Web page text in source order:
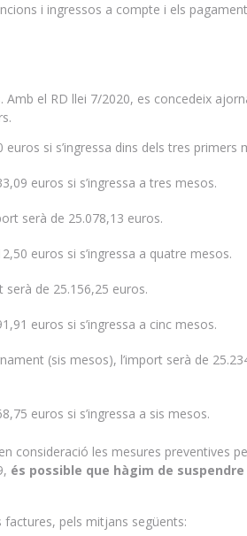
i ingressos a compte i els
el RD llei 7/2020, es concedeix
si s’ingressa dins dels tres primers
euros si s’ingressa a tres mesos.
serà de 25.078,13 euros.
euros si s’ingressa a quatre mesos.
serà de 25.156,25 euros.
euros si s’ingressa a cinc mesos.
(sis mesos), l’import serà de
euros si s’ingressa a sis mesos.
consideració les mesures preventives
és possible que hàgim de suspendre
pels mitjans següents: